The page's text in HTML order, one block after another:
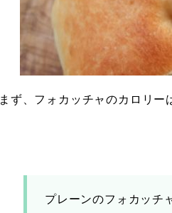
まず、フォカッチャのカロリー
プレーンのフォカッチ